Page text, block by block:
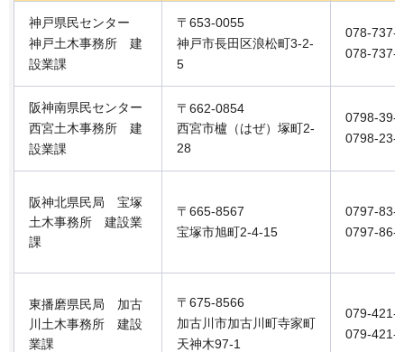
神戸県民センター
神戸土木事務所 建
設業課
〒653-0055
神戸市長田区浪松町3-2-
5
078-737-
078-737-
阪神南県民センター
西宮土木事務所 建
設業課
〒662-0854
西宮市櫨（はぜ）塚町2-
28
0798-39-
0798-23-
阪神北県民局 宝塚
土木事務所 建設業
課
〒665-8567
宝塚市旭町2-4-15
0797-83-
0797-86-
東播磨県民局 加古
川土木事務所 建設
業課
〒675-8566
加古川市加古川町寺家町
天神木97-1
079-421-
079-421-